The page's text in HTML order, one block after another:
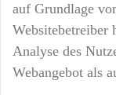
auf Grundlage
Websitebetreiber
Analyse des
Webangebot als